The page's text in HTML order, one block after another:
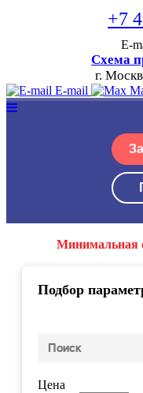
+7
E-
Схема
г.
E-mail
Минимальная
Подбор
Цена